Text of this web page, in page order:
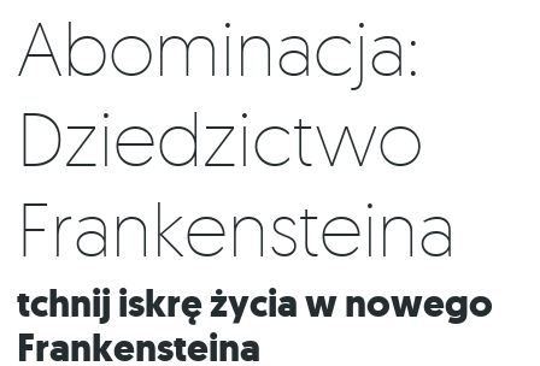
Abominacja:
Dziedzictwo
Frankensteina
Tchnij iskrę życia w nowego
Frankensteina